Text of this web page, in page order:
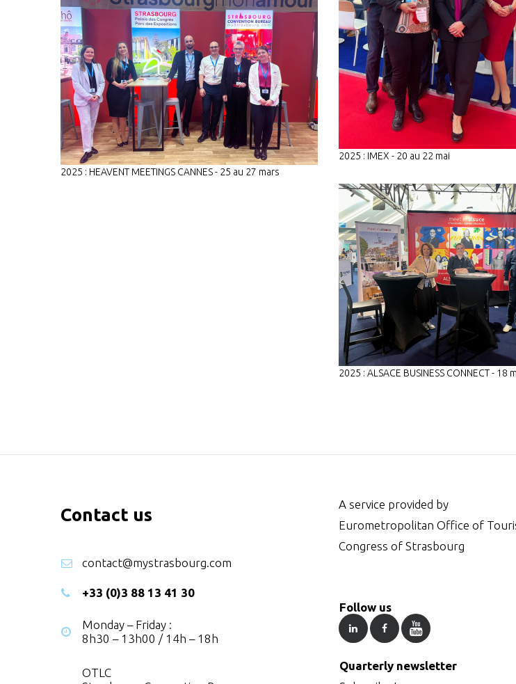
2025 : IMEX - 20 au 22 mai
2025 : HEAVENT MEETINGS CANNES - 25 au 27 mars
2025 : ALSACE BUSINESS CONNECT - 18
Contact us
contact@mystrasbourg.com
+33 (0)3 88 13 41 30
Monday – Friday :
8h30 – 13h00 / 14h – 18h
OTLC
A service provided by
Eurometropolitan Office of
Congress of Strasbourg
Follow us
Quarterly newsletter